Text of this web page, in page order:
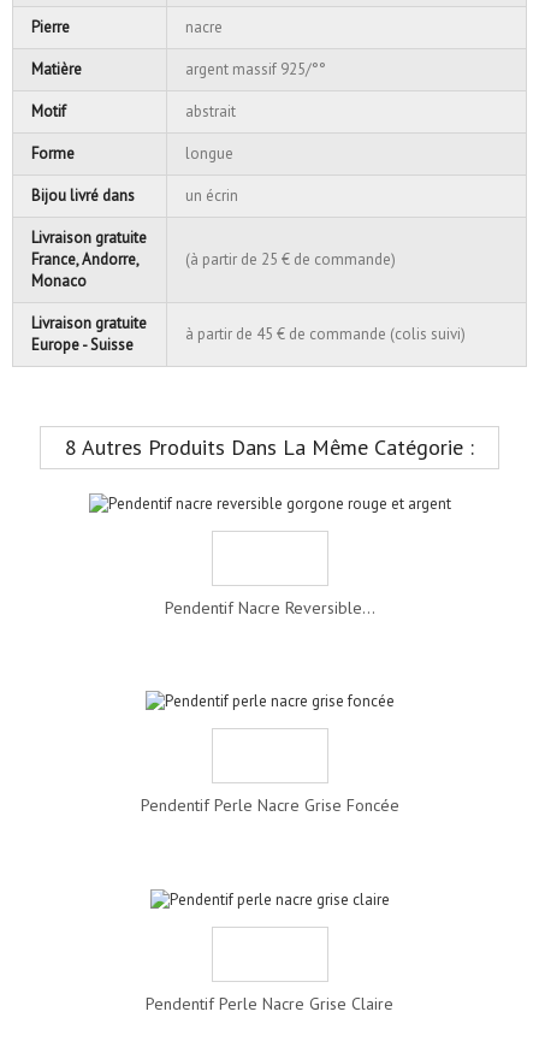
Pierre nacre
Matière argent massif 925/°°
Motif abstrait
Forme longue
Bijou livré dans un écrin
Livraison gratuite
France, Andorre,
Monaco
(à partir de 25 € de commande)
Livraison gratuite
Europe - Suisse
à partir de 45 € de commande (colis suivi)
8 Autres Produits Dans La Même Catégorie :
Pendentif Nacre Reversible...
Pendentif Perle Nacre Grise Foncée
Pendentif Perle Nacre Grise Claire